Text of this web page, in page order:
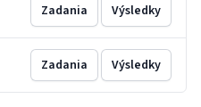
Zadania Výsledky
Zadania Výsledky